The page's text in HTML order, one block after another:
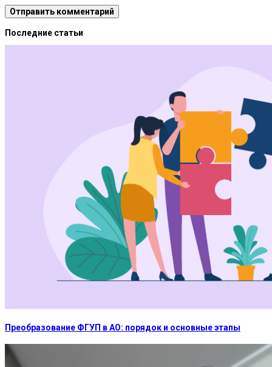
Последние статьи
Преобразование ФГУП в АО: порядок и основные этапы